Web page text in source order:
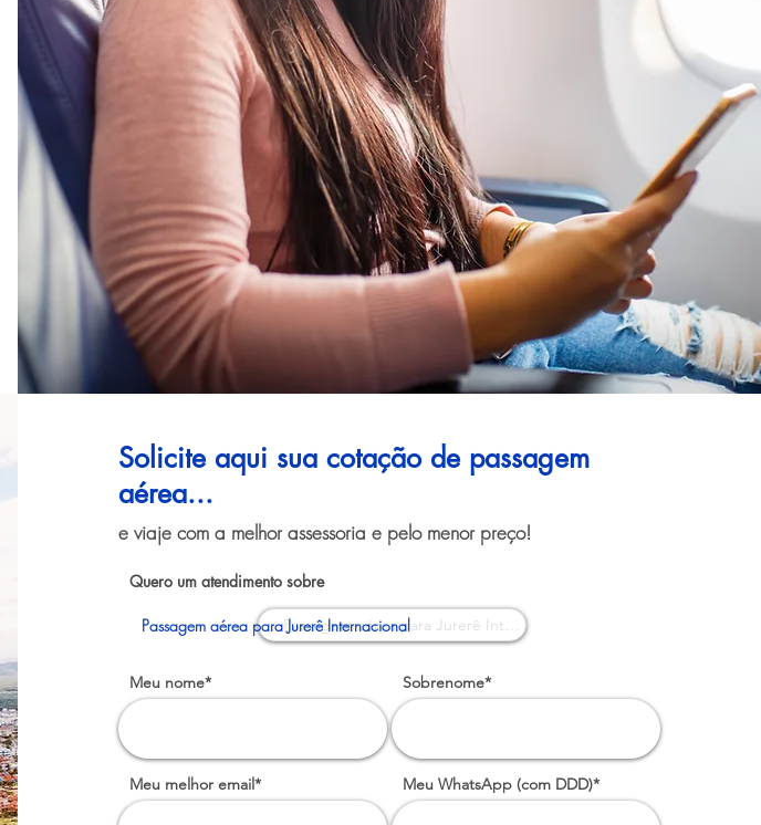
Solicite aqui sua cotação de passagem
aérea...
e viaje com a melhor assessoria e pelo menor preço!
Quero um atendimento sobre
Passagem aérea para Jurerê Internacional
Meu nome* Sobrenome*
Meu melhor email* Meu WhatsApp (com DDD)*